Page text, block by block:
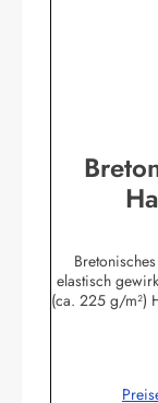
elastisch
(ca. 225 g/m²) Herstellerinformationen:AS Bekleidungswerk